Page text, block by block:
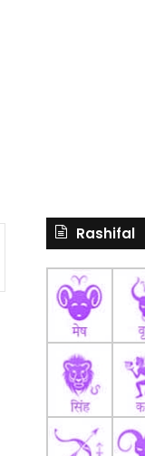
Rashifal